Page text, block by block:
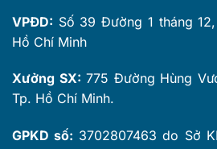
VPĐD: Số 39 Đường 1 tháng
Hồ Chí Minh
Xưởng SX: 775 Đường Hùng
Tp. Hồ Chí Minh.
GPKD số: 3702807463 do Sở